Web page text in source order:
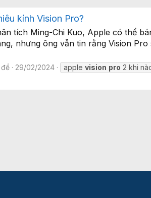
kính Vision Pro?
tích Ming-Chi Kuo, Apple có thể
nhưng ông vẫn tin rằng Vision
đề 29/02/2024 applevision pro 2 khi